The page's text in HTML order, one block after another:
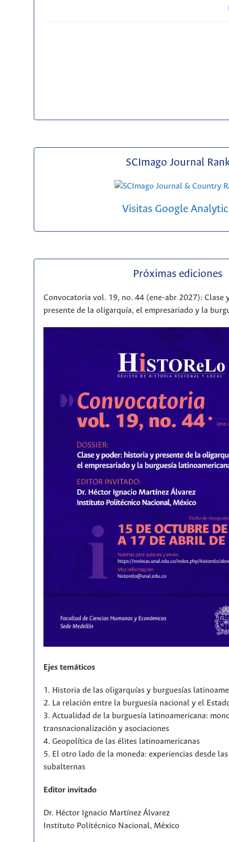
SCImago Journal
Visitas Google
Próximas ediciones
Convocatoria vol. 19, no. 44 (ene-abr 2027): Clase
presente de la oligarquía, el empresariado y la
Ejes temáticos
1. Historia de las oligarquías y burguesías
2. La relación entre la burguesía nacional y el
3. Actualidad de la burguesía latinoamericana:
transnacionalización y asociaciones
4. Geopolítica de las élites latinoamericanas
5. El otro lado de la moneda: experiencias desde
subalternas
Editor invitado
Dr. Héctor Ignacio Martínez Álvarez
Instituto Politécnico Nacional, México